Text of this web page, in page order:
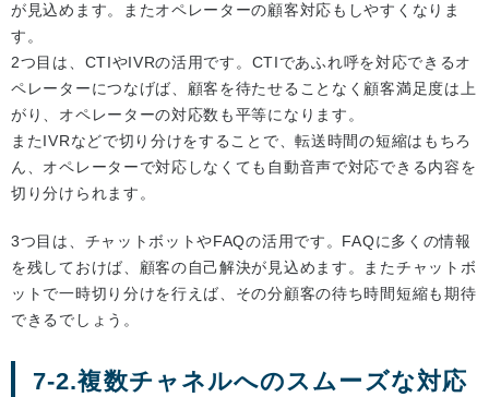
が見込めます。またオペレーターの顧客対応もしやすくなりま
す。
2つ目は、CTIやIVRの活用です。CTIであふれ呼を対応できるオ
ペレーターにつなげば、顧客を待たせることなく顧客満足度は上
がり、オペレーターの対応数も平等になります。
またIVRなどで切り分けをすることで、転送時間の短縮はもちろ
ん、オペレーターで対応しなくても自動音声で対応できる内容を
切り分けられます。
3つ目は、チャットボットやFAQの活用です。FAQに多くの情報
を残しておけば、顧客の自己解決が見込めます。またチャットボ
ットで一時切り分けを行えば、その分顧客の待ち時間短縮も期待
できるでしょう。
7-2.複数チャネルへのスムーズな対応